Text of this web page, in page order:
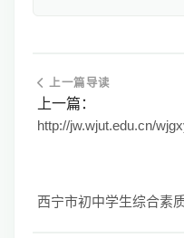
上一篇导读
上一篇：
http://jw.wjut.edu.cn/